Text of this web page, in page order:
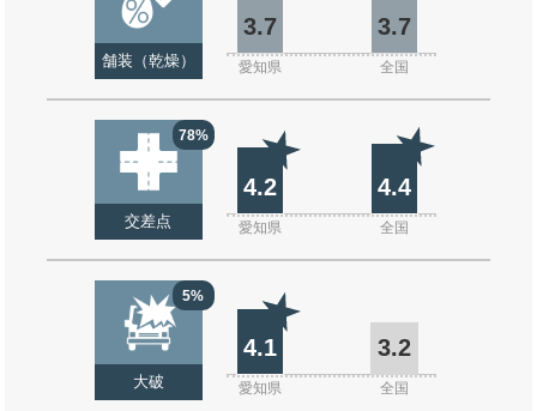
舗装（乾燥）
3.7 3.7
愛知県 全国
78%
交差点
4.2 4.4
愛知県 全国
5%
大破
4.1 3.2
愛知県 全国